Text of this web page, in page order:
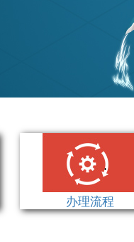
办理流程